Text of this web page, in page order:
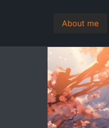
About me